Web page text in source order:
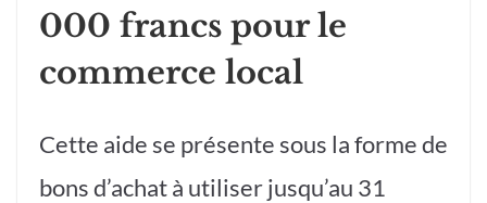
000 francs pour le
commerce local
Cette aide se présente sous la forme de
bons d’achat à utiliser jusqu’au 31